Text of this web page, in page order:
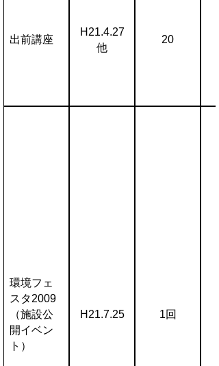
出前講座
H21.4.27
他
20
環境フェ
スタ2009
（施設公
開イベン
ト）
H21.7.25 1回